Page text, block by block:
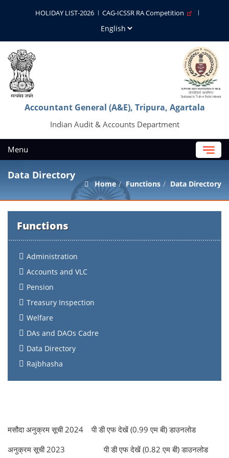
HOLIDAY LIST-2026 CAG-ICSSR RA Competition
Accountant General (A&E), Tripura, Agartala
Indian Audit & Accounts Department
Menu
Data Directory
Home Functions Data Directory
Functions
Administration
Accounts and VLC
Pension
Treasury Inspection
Welfare
DAs and DAOs Cadre
Data Directory
Rajbhasha
मसौदा अनुक्रम सूची 2024 पी डी एफ देखें (0.99 एम बी) डाउनलोड
अनुक्रम सूची 2023 पी डी एफ देखें (0.82 एम बी) डाउनलोड